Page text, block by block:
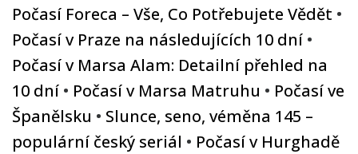
Počasí Foreca – Vše, Co Potřebujete Vědět •
Počasí v Praze na následujících 10 dní •
Počasí v Marsa Alam: Detailní přehled na
10 dní • Počasí v Marsa Matruhu • Počasí ve
Španělsku • Slunce, seno, véměna 145 –
populární český seriál • Počasí v Hurghadě